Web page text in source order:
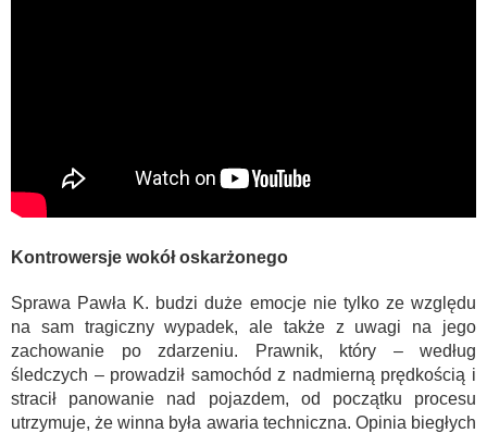
Kontrowersje wokół oskarżonego
Sprawa Pawła K. budzi duże emocje nie tylko ze względu
na sam tragiczny wypadek, ale także z uwagi na jego
zachowanie po zdarzeniu. Prawnik, który – według
śledczych – prowadził samochód z nadmierną prędkością i
stracił panowanie nad pojazdem, od początku procesu
utrzymuje, że winna była awaria techniczna. Opinia biegłych